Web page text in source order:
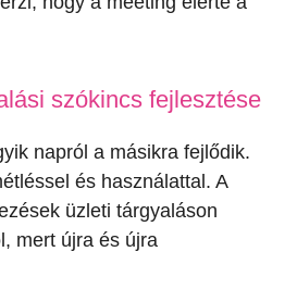
szókincs fejlesztése
napról a másikra fejlődik.
és használattal. A
üzleti tárgyaláson
mert újra és újra